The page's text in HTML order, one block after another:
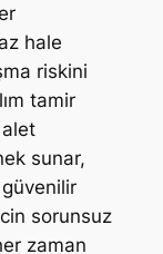
hale
riskini
tamir
sunar,
sorunsuz
zaman